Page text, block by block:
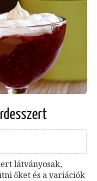
látványosak,
őket és a variációk